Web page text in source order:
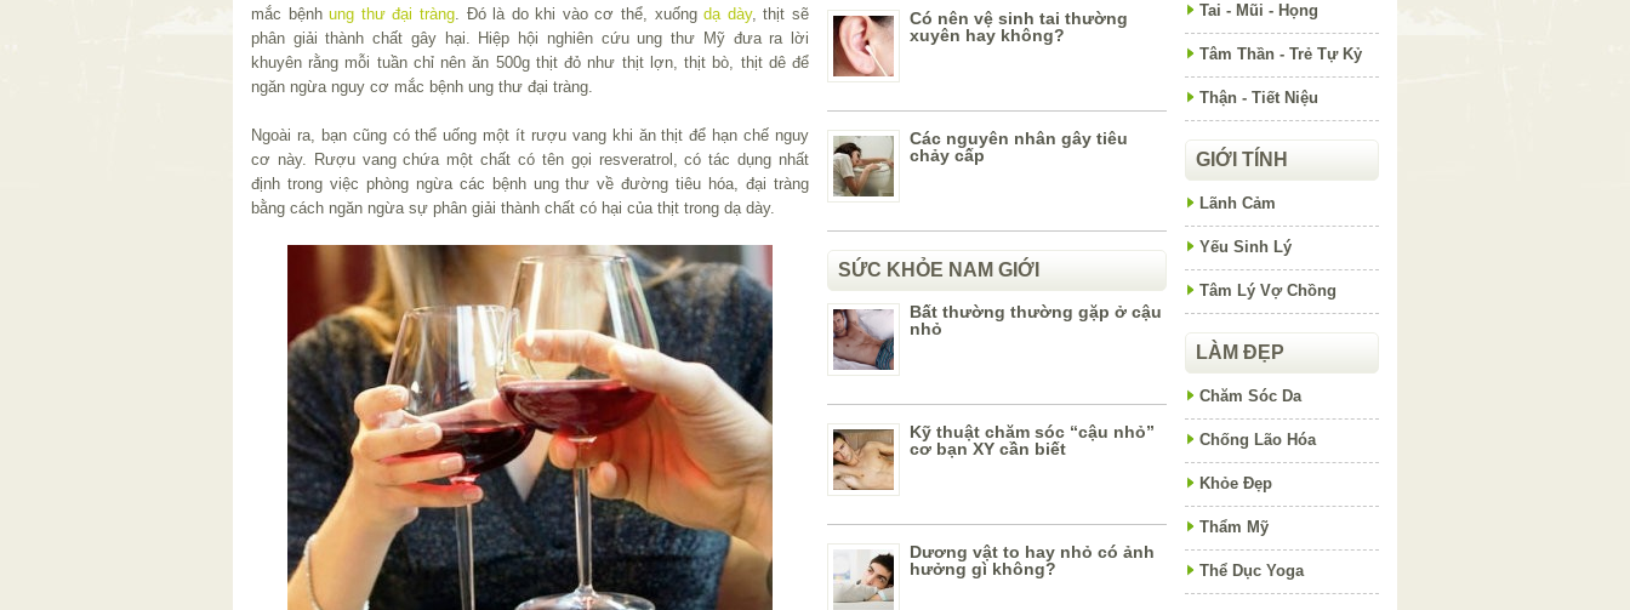
mắc bệnhung thư đại tràng. Đó là do khi vào cơ thể, xuốngdạ dày, thịt sẽ
phân giải thành chất gây hại. Hiệp hội nghiên cứu ung thư Mỹ đưa ra lời
khuyên rằng mỗi tuần chỉ nên ăn 500g thịt đỏ như thịt lợn, thịt bò, thịt dê để
ngăn ngừa nguy cơ mắc bệnh ung thư đại tràng.
Ngoài ra, bạn cũng có thể uống một ít rượu vang khi ăn thịt để hạn chế nguy
cơ này. Rượu vang chứa một chất có tên gọi resveratrol, có tác dụng nhất
định trong việc phòng ngừa các bệnh ung thư về đường tiêu hóa, đại tràng
bằng cách ngăn ngừa sự phân giải thành chất có hại của thịt trong dạ dày.
Có nên vệ sinh tai thường
xuyên hay không?
Các nguyên nhân gây tiêu
chảy cấp
SỨC KHỎE NAM GIỚI
Bất thường thường gặp ở cậu
nhỏ
Kỹ thuật chăm sóc “cậu nhỏ”
cơ bạn XY cần biết
Dương vật to hay nhỏ có ảnh
hưởng gì không?
Tai - Mũi - Họng
Tâm Thần - Trẻ Tự Kỷ
Thận - Tiết Niệu
GIỚI TÍNH
Lãnh Cảm
Yếu Sinh Lý
Tâm Lý Vợ Chồng
LÀM ĐẸP
Chăm Sóc Da
Chống Lão Hóa
Khỏe Đẹp
Thẩm Mỹ
Thể Dục Yoga